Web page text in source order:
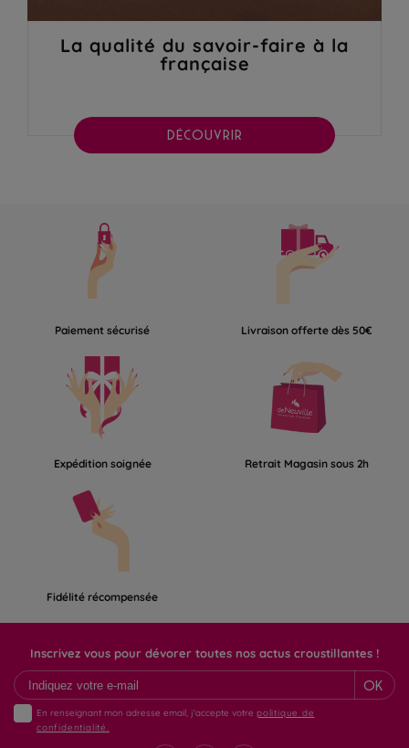
La qualité du savoir-faire à la
française
DÉCOUVRIR
Paiement sécurisé Livraison offerte dès 50€
Expédition soignée Retrait Magasin sous 2h
Fidélité récompensée
Inscrivez vous pour dévorer toutes nos actus croustillantes !
OK
En renseignant mon adresse email, j'accepte votre politique de
confidentialité.